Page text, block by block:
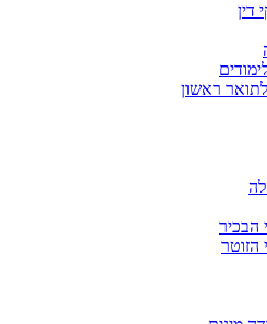
דין
ראשון
הבכיר
הזוטר